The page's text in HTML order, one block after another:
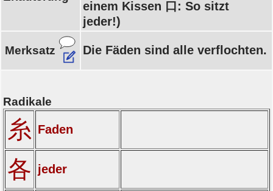
einem Kissen 口: So sitzt
jeder!)
Merksatz Die Fäden sind alle verflochten.
Radikale
糸 Faden
各 jeder